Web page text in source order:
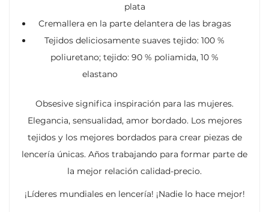
plata
Cremallera en la parte delantera de las bragas
Tejidos deliciosamente suaves tejido: 100 %
poliuretano; tejido: 90 % poliamida, 10 %
elastano
Obsesive significa inspiración para las mujeres.
Elegancia, sensualidad, amor bordado. Los mejores
tejidos y los mejores bordados para crear piezas de
lencería únicas. Años trabajando para formar parte de
la mejor relación calidad-precio.
¡Líderes mundiales en lencería! ¡Nadie lo hace mejor!